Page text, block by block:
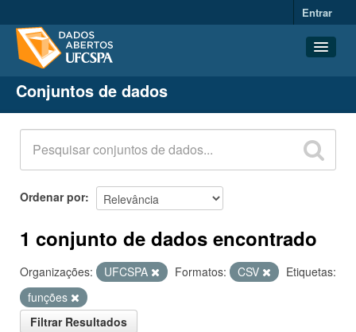
Entrar
Conjuntos de dados
Organizações
Grupos
Sobre
Conjuntos de dados
Ordenar por
1 conjunto de dados encontrado
Organizações: UFCSPA Formatos: CSV
Etiquetas:
funções
Filtrar Resultados